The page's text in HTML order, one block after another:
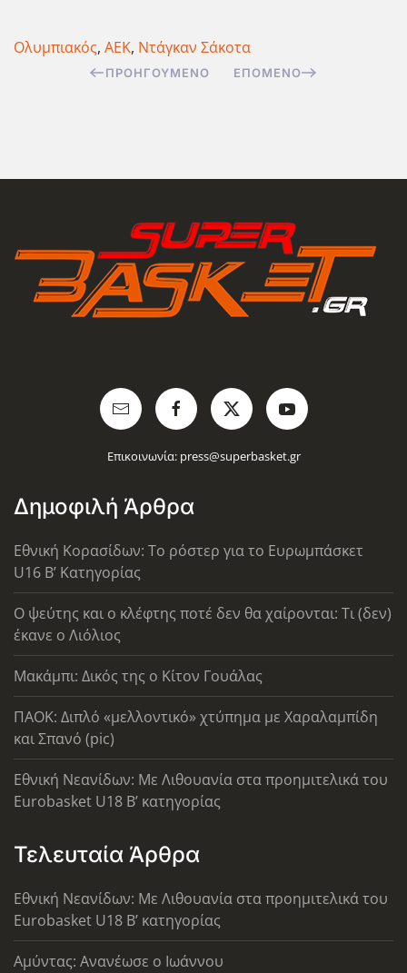
Ολυμπιακός, ΑΕΚ, Ντάγκαν Σάκοτα
ΠΡΟΗΓΟΎΜΕΝΟ ΕΠΌΜΕΝΟ
Επικοινωνία: press@superbasket.gr
Δημοφιλή Άρθρα
Εθνική Κορασίδων: Το ρόστερ για το Ευρωμπάσκετ
U16 B’ Κατηγορίας
Ο ψεύτης και ο κλέφτης ποτέ δεν θα χαίρονται: Τι (δεν)
έκανε ο Λιόλιος
Μακάμπι: Δικός της ο Κίτον Γουάλας
ΠΑΟΚ: Διπλό «μελλοντικό» χτύπημα με Χαραλαμπίδη
και Σπανό (pic)
Εθνική Νεανίδων: Με Λιθουανία στα προημιτελικά του
Eurobasket U18 Β’ κατηγορίας
Τελευταία Άρθρα
Εθνική Νεανίδων: Με Λιθουανία στα προημιτελικά του
Eurobasket U18 Β’ κατηγορίας
Αμύντας: Ανανέωσε ο Ιωάννου